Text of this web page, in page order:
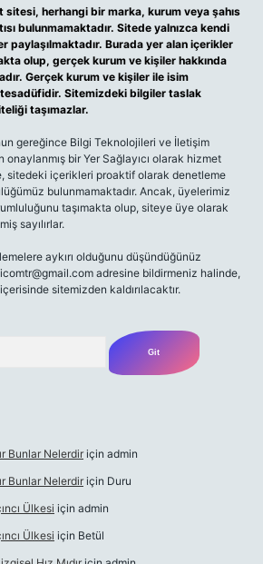
sitesi, herhangi bir marka, kurum veya şahıs
bulunmamaktadır. Sitede yalnızca kendi
paylaşılmaktadır. Burada yer alan içerikler
olup, gerçek kurum ve kişiler hakkında
Gerçek kurum ve kişiler ile isim
Sitemizdeki bilgiler taslak
taşımazlar.
gereğince Bilgi Teknolojileri ve İletişim
onaylanmış bir Yer Sağlayıcı olarak hizmet
sitedeki içerikleri proaktif olarak denetleme
bulunmamaktadır. Ancak, üyelerimiz
taşımakta olup, siteye üye olarak
sayılırlar.
aykırı olduğunu düşündüğünüz
adresine bildirmeniz halinde,
sitemizden kaldırılacaktır.
Bunlar Nelerdir için admin
Bunlar Nelerdir için Duru
Ülkesi için admin
Ülkesi için Betül